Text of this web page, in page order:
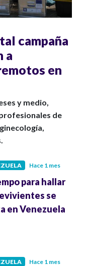
campaña
a
en
y medio,
de
Hace 1 mes
para hallar
se
en Venezuela
Hace 1 mes